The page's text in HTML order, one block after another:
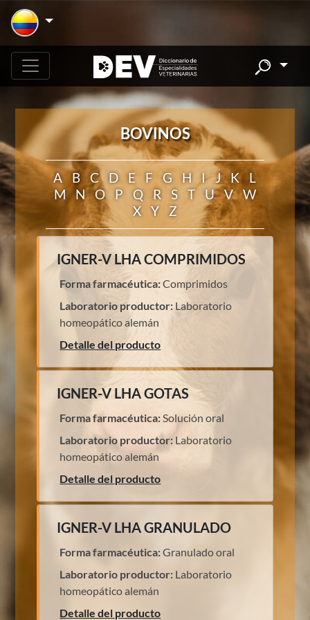
BOVINOS
A B C D E F G H I J K
L
M
N O P Q R S T U V
W
X
Y Z
IGNER-V LHA COMPRIMIDOS
Forma farmacéutica:Comprimidos
Laboratorio productor: Laboratorio
homeopático alemán
Detalle del producto
IGNER-V LHA GOTAS
Forma farmacéutica: Solución oral
Laboratorio productor: Laboratorio
homeopático alemán
Detalle del producto
IGNER-V LHA GRANULADO
Forma farmacéutica:Granulado oral
Laboratorio productor: Laboratorio
homeopático alemán
Detalle del producto